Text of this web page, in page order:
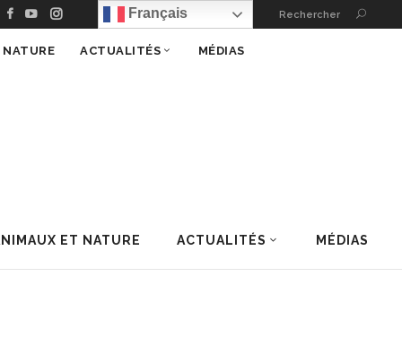
Français Rechercher
ET NATURE ACTUALITÉS MÉDIAS
ACTUALITÉS MÉDIAS